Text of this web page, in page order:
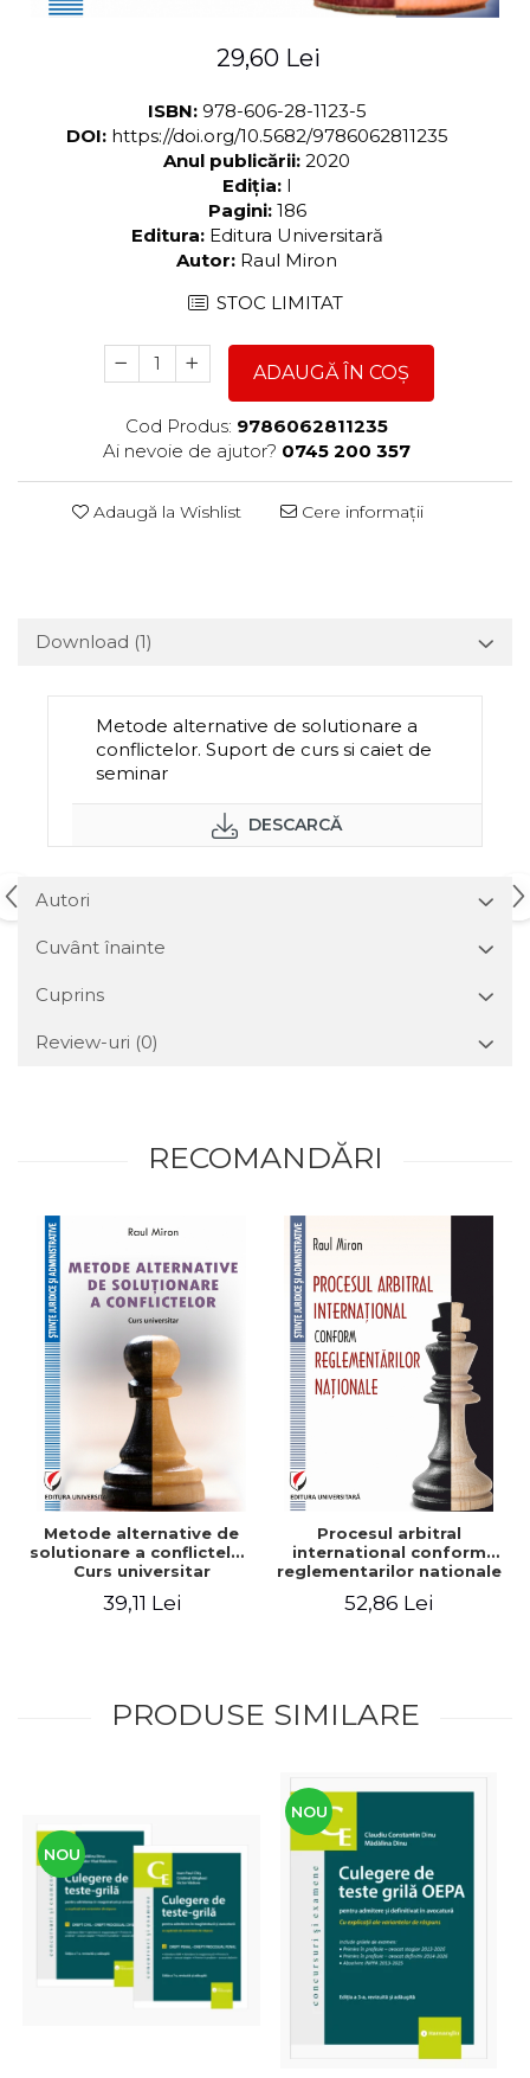
29,60 Lei
ISBN: 978-606-28-1123-5
DOI: https://doi.org/10.5682/9786062811235
Anul publicării: 2020
Ediția: I
Pagini: 186
Editura: Editura Universitară
Autor: Raul Miron
STOC LIMITAT
ADAUGĂ ÎN COȘ
Cod Produs: 9786062811235
Ai nevoie de ajutor? 0745 200 357
Adaugă la Wishlist Cere informații
Download (1)
Metode alternative de solutionare a
conflictelor. Suport de curs si caiet de
seminar
DESCARCĂ
Autori
Cuvânt înainte
Cuprins
Review-uri (0)
RECOMANDĂRI
Metode alternative de
solutionare a conflictelor.
Curs universitar
39,11 Lei
Procesul arbitral
international conform
reglementarilor nationale
52,86 Lei
PRODUSE SIMILARE
NOU
NOU